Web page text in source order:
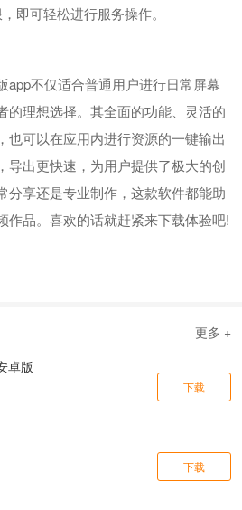
可轻松进行服务操作。
不仅适合普通用户进行日常屏幕
的理想选择。其全面的功能、灵活的
也可以在应用内进行资源的一键输出
导出更快速，为用户提供了极大的创
分享还是专业制作，这款软件都能助
作品。喜欢的话就赶紧来下载体验吧!
更多 +
卓版
下载
下载